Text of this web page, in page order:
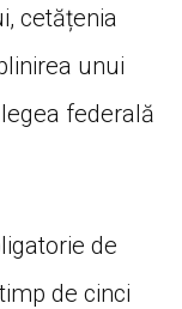
cetățenia
unui
federală
de
de cinci